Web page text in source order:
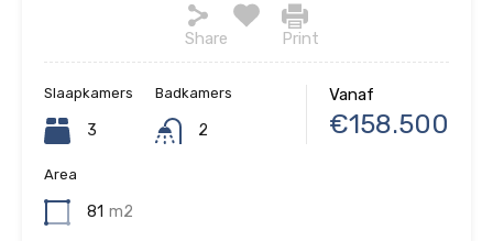
Share Print
Vanaf
€158.500
Slaapkamers
3
Badkamers
2
Area
81 m2